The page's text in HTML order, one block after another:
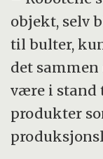
objekt, selv
til bulter,
det sammen
være i stand
produkter